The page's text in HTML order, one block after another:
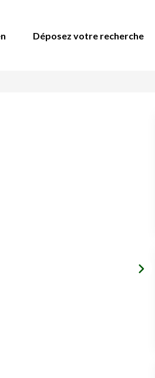
Déposez votre recherche